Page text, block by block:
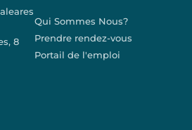
8
Qui Sommes Nous?
Prendre rendez-vous
Portail de l'emploi